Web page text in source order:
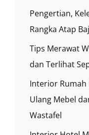
Pengertian,
Rangka Atap
Tips Merawat
dan Terlihat
Interior Rumah
Ulang Mebel
Wastafel